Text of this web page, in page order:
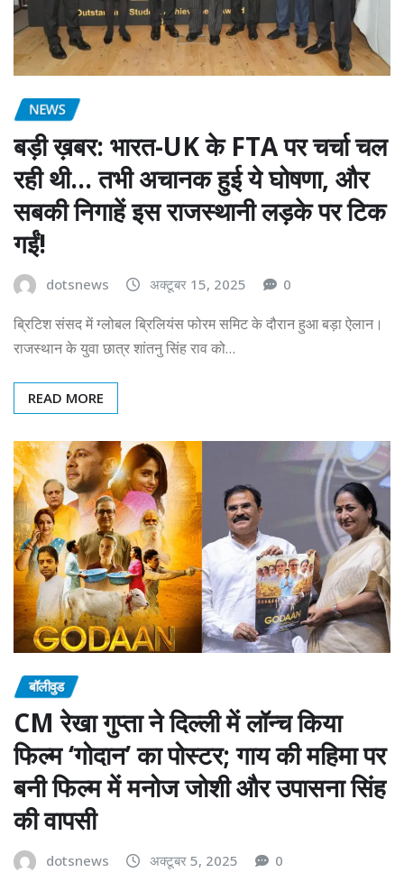
NEWS
बड़ी ख़बर: भारत-UK के FTA पर चर्चा चल
रही थी… तभी अचानक हुई ये घोषणा, और
सबकी निगाहें इस राजस्थानी लड़के पर टिक
गईं!
dotsnews अक्टूबर 15, 2025 0
ब्रिटिश संसद में ग्लोबल ब्रिलियंस फोरम समिट के दौरान हुआ बड़ा ऐलान।
राजस्थान के युवा छात्र शांतनु सिंह राव को…
READ MORE
बॉलीवुड
CM रेखा गुप्ता ने दिल्ली में लॉन्च किया
फिल्म ‘गोदान’ का पोस्टर; गाय की महिमा पर
बनी फिल्म में मनोज जोशी और उपासना सिंह
की वापसी
dotsnews अक्टूबर 5, 2025 0